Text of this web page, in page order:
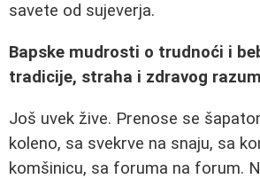
savete od sujeverja.
Bapske mudrosti o trudnoći i
tradicije, straha i zdravog
Još uvek žive. Prenose se
koleno, sa svekrve na snaju, sa
komšinicu, sa foruma na forum.